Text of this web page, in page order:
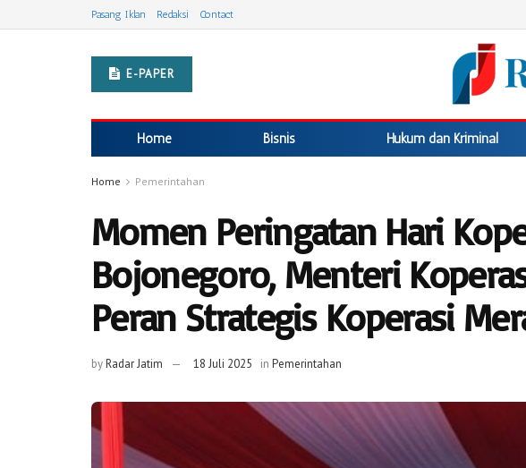
Pasang Iklan Redaksi Contact
E-PAPER
Home Bisnis Hukum dan Kriminal
Home Pemerintahan
Momen Peringatan Hari
Bojonegoro, Menteri
Peran Strategis Koperasi
byRadar Jatim 18 Juli 2025 in Pemerintahan